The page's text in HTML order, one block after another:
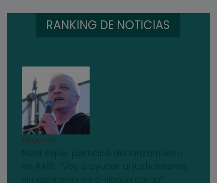
RANKING DE NOTICIAS
03/08/2026